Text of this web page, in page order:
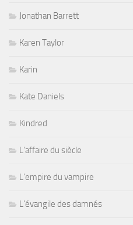
Jonathan Barrett
Karen Taylor
Karin
Kate Daniels
Kindred
L'affaire du siècle
L'empire du vampire
L'évangile des damnés